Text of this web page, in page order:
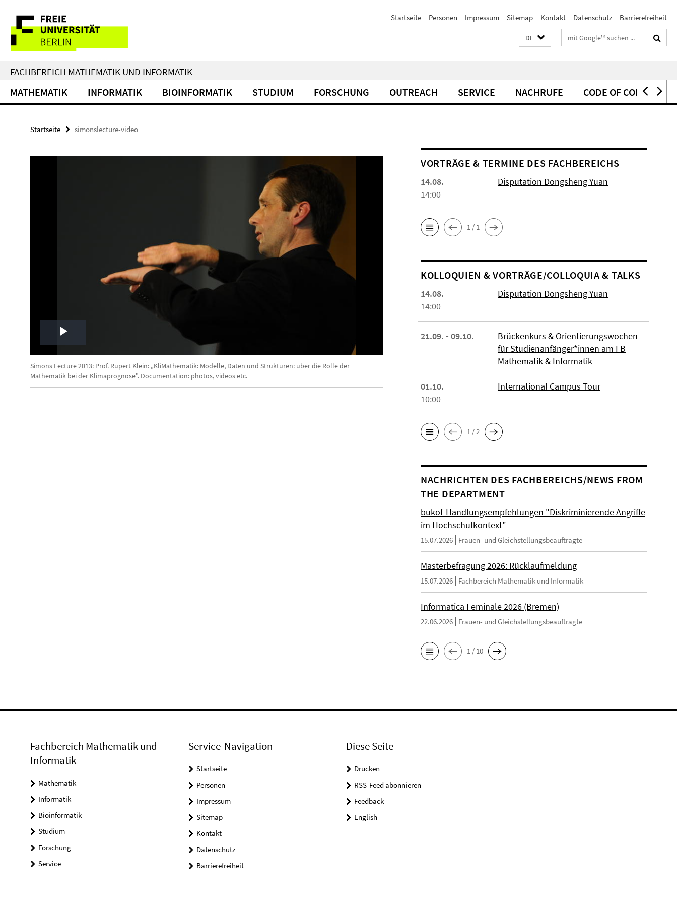
direkt
Inhalt
Service-
Navigation
Startseite Personen Impressum Sitemap Kontakt Datenschutz Barrierefreiheit
DE Suchbegriffe
FACHBEREICH MATHEMATIK UND INFORMATIK
MATHEMATIK INFORMATIK BIOINFORMATIK STUDIUM FORSCHUNG OUTREACH SERVICE NACHRUFE CODE OF CONDUCT
Startseite simonslecture-video
Play
Video
Simons Lecture 2013: Prof. Rupert Klein: „KliMathematik: Modelle, Daten und Strukturen: über die Rolle der
Mathematik bei der Klimaprognose". Documentation: photos, videos etc.
VORTRÄGE & TERMINE DES FACHBEREICHS
14.08.
14:00
Disputation Dongsheng Yuan
1 / 1
KOL­LO­QUIEN & VORTRÄGE/COLLOQUIA & TALKS
14.08.
14:00
Disputation Dongsheng Yuan
21.09. - 09.10.
Brückenkurs & Orientierungswochen
für Studienanfänger*innen am FB
Mathematik & Informatik
01.10.
10:00
International Campus Tour
1 / 2
NACHRICHTEN DES FACHBEREICHS/NEWS FROM
THE DEPARTMENT
bukof-Handlungsempfehlungen "Diskriminierende Angriffe
im Hochschulkontext"
15.07.2026 Frauen- und Gleichstellungsbeauftragte
Masterbefragung 2026: Rücklaufmeldung
15.07.2026 Fachbereich Mathematik und Informatik
Informatica Feminale 2026 (Bremen)
22.06.2026 Frauen- und Gleichstellungsbeauftragte
1 / 10
Fachbereich Mathematik und
Informatik
Mathematik
Informatik
Bioinformatik
Studium
Forschung
Service
Service-Navigation
Startseite
Personen
Impressum
Sitemap
Kontakt
Datenschutz
Barrierefreiheit
Diese Seite
Drucken
RSS-Feed abonnieren
Feedback
English